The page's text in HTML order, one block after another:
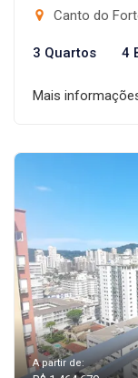
Canto do
3 Quartos 4
Mais
A partir de: